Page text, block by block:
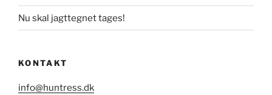
Nu skal jagttegnet tages!
KONTAKT
info@huntress.dk